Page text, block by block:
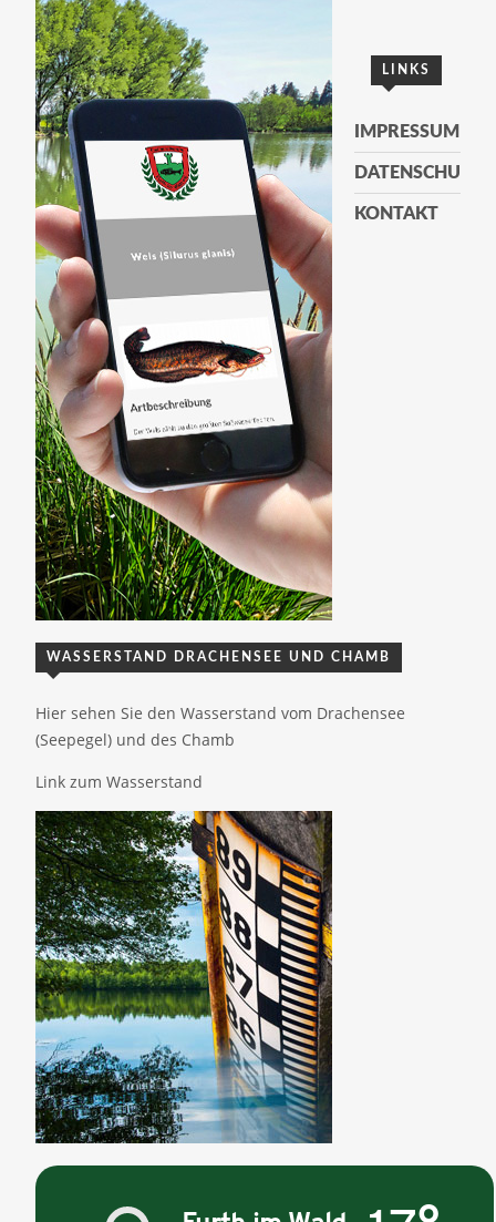
LINKS
IMPRESSUM
KONTAKT
WASSERSTAND DRACHENSEE UND CHAMB
Hier sehen Sie den Wasserstand vom Drachensee
(Seepegel) und des Chamb
Link zum Wasserstand